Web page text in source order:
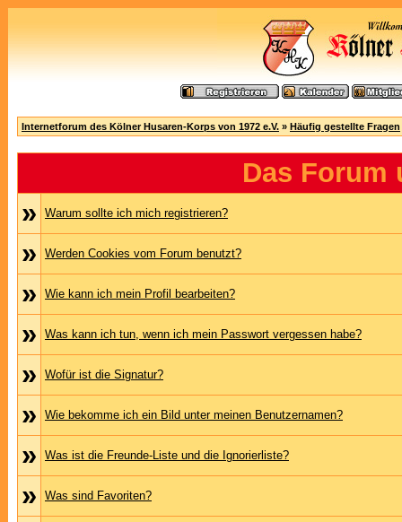
Internetforum des Kölner Husaren-Korps von 1972 e.V. » Häufig gestellte Fragen
Das Forum
»
Warum sollte ich mich registrieren?
» Werden Cookies vom Forum benutzt?
» Wie kann ich mein Profil bearbeiten?
» Was kann ich tun, wenn ich mein Passwort vergessen habe?
» Wofür ist die Signatur?
» Wie bekomme ich ein Bild unter meinen Benutzernamen?
» Was ist die Freunde-Liste und die Ignorierliste?
» Was sind Favoriten?